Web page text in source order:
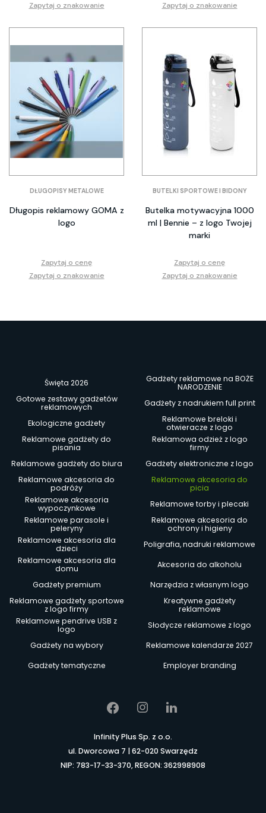
Zapytaj o znakowanie
Zapytaj o znakowanie
DŁUGOPISY METALOWE
Długopis reklamowy GOMA z
logo
Zapytaj o cenę
Zapytaj o znakowanie
BUTELKI SPORTOWE I BIDONY
Butelka motywacyjna 1000
ml | Bennie – z logo Twojej
marki
Zapytaj o cenę
Zapytaj o znakowanie
Święta 2026
Gadżety reklamowe na BOŻE
NARODZENIE
Gotowe zestawy gadżetów
reklamowych
Gadżety z nadrukiem full print
Ekologiczne gadżety
Reklamowe breloki i
otwieracze z logo
Reklamowe gadżety do
pisania
Reklamowa odzież z logo
firmy
Reklamowe gadżety do biura
Gadżety elektroniczne z logo
Reklamowe akcesoria do
podróży
Reklamowe akcesoria do
picia
Reklamowe akcesoria
wypoczynkowe
Reklamowe torby i plecaki
Reklamowe parasole i
peleryny
Reklamowe akcesoria do
ochrony i higieny
Reklamowe akcesoria dla
dzieci
Poligrafia, nadruki reklamowe
Reklamowe akcesoria dla
domu
Akcesoria do alkoholu
Gadżety premium
Narzędzia z własnym logo
Reklamowe gadżety sportowe
z logo firmy
Kreatywne gadżety
reklamowe
Reklamowe pendrive USB z
logo
Słodycze reklamowe z logo
Gadżety na wybory
Reklamowe kalendarze 2027
Gadżety tematyczne
Employer branding
Infinity Plus Sp. z o.o.
ul. Dworcowa 7 | 62-020 Swarzędz
NIP: 783-17-33-370, REGON: 362998908